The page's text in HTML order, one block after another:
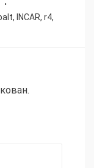
, INCAR, r4,